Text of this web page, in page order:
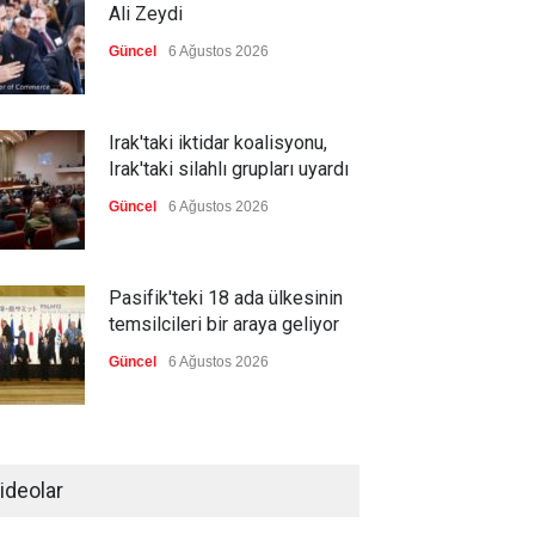
Ali Zeydi
Güncel 6 Ağustos 2026
Irak'taki iktidar koalisyonu,
Irak'taki silahlı grupları uyardı
Güncel 6 Ağustos 2026
Pasifik'teki 18 ada ülkesinin
temsilcileri bir araya geliyor
Güncel 6 Ağustos 2026